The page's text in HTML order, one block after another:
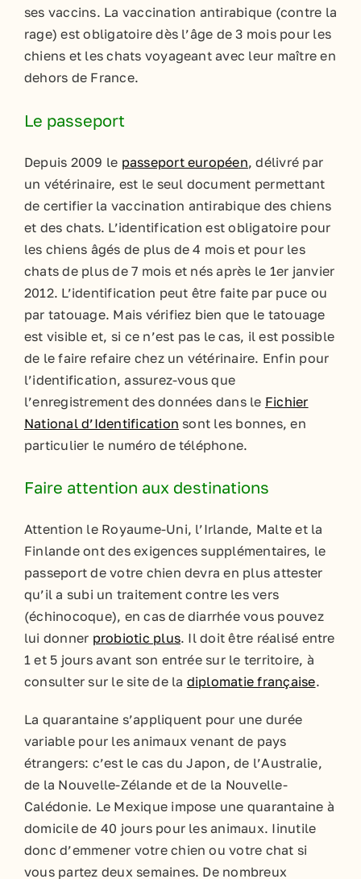
ses vaccins. La vaccination antirabique (contre la
rage) est obligatoire dès l’âge de 3 mois pour les
chiens et les chats voyageant avec leur maître en
dehors de France.
Le passeport
Depuis 2009 le passeport européen, délivré par
un vétérinaire, est le seul document permettant
de certifier la vaccination antirabique des chiens
et des chats. L’identification est obligatoire pour
les chiens âgés de plus de 4 mois et pour les
chats de plus de 7 mois et nés après le 1er janvier
2012. L’identification peut être faite par puce ou
par tatouage. Mais vérifiez bien que le tatouage
est visible et, si ce n’est pas le cas, il est possible
de le faire refaire chez un vétérinaire. Enfin pour
l’identification, assurez-vous que
l’enregistrement des données dans le Fichier
National d’Identification sont les bonnes, en
particulier le numéro de téléphone.
Faire attention aux destinations
Attention le Royaume-Uni, l’Irlande, Malte et la
Finlande ont des exigences supplémentaires, le
passeport de votre chien devra en plus attester
qu’il a subi un traitement contre les vers
(échinocoque), en cas de diarrhée vous pouvez
lui donner probiotic plus. Il doit être réalisé entre
1 et 5 jours avant son entrée sur le territoire, à
consulter sur le site de la diplomatie française.
La quarantaine s’appliquent pour une durée
variable pour les animaux venant de pays
étrangers: c’est le cas du Japon, de l’Australie,
de la Nouvelle-Zélande et de la Nouvelle-
Calédonie. Le Mexique impose une quarantaine à
domicile de 40 jours pour les animaux. Iinutile
donc d’emmener votre chien ou votre chat si
vous partez deux semaines. De nombreux